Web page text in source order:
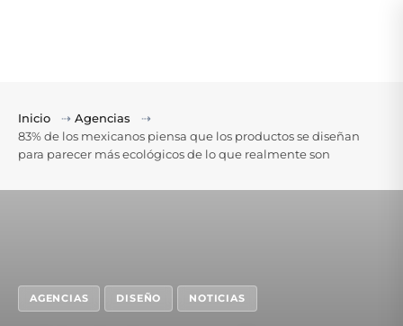
Inicio ⇢ Agencias
⇢
83% de los mexicanos piensa que los productos se diseñan
para parecer más ecológicos de lo que realmente son
AGENCIAS DISEÑO NOTICIAS